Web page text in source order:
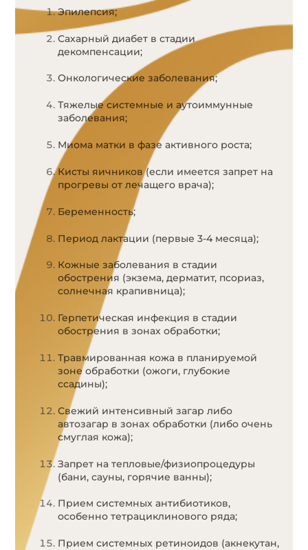
Эпилепсия;
Сахарный диабет в стадии
декомпенсации;
Онкологические заболевания;
Тяжелые системные и аутоиммунные
заболевания;
Миома матки в фазе активного роста;
Кисты яичников (если имеется запрет на
прогревы от лечащего врача);
Беременность;
Период лактации (первые 3-4 месяца);
Кожные заболевания в стадии
обострения (экзема, дерматит, псориаз,
солнечная крапивница);
Герпетическая инфекция в стадии
обострения в зонах обработки;
Травмированная кожа в планируемой
зоне обработки (ожоги, глубокие
ссадины);
Свежий интенсивный загар либо
автозагар в зонах обработки (либо очень
смуглая кожа);
Запрет на тепловые/физиопроцедуры
(бани, сауны, горячие ванны);
Прием системных антибиотиков,
особенно тетрациклинового ряда;
Прием системных ретиноидов (акнекутан,